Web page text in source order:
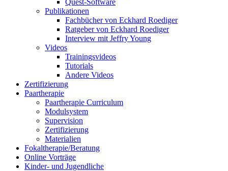
Quest-Software
Publikationen
Fachbücher von Eckhard Roediger
Ratgeber von Eckhard Roediger
Interview mit Jeffry Young
Videos
Trainingsvideos
Tutorials
Andere Videos
Zertifizierung
Paartherapie
Paartherapie Curriculum
Modulsystem
Supervision
Zertifizierung
Materialien
Fokaltherapie/Beratung
Online Vorträge
Kinder- und Jugendliche